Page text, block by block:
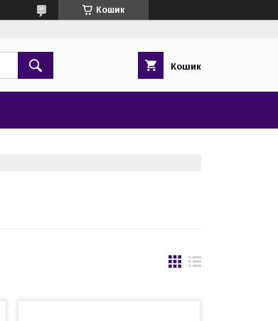
Кошик
Кошик